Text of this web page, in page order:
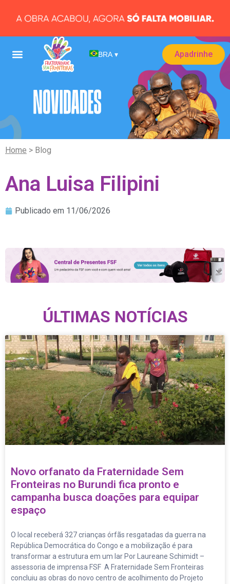
BRA ▾ Apadrinhe
Home > Blog
Ana Luisa Filipini
Publicado em 11/06/2026
ÚLTIMAS NOTÍCIAS
Novo orfanato da Fraternidade Sem
Fronteiras no Burundi fica pronto e
campanha busca doações para equipar
espaço
O local receberá 327 crianças órfãs resgatadas da guerra na
República Democrática do Congo e a mobilização é para
transformar a estrutura em um lar Por Laureane Schimidt –
assessoria de imprensa FSF A Fraternidade Sem Fronteiras
concluiu as obras do novo centro de acolhimento do Projeto